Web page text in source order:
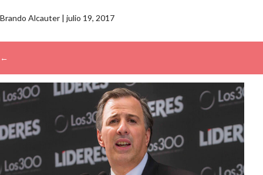
Brando Alcauter | julio 19, 2017
←
→